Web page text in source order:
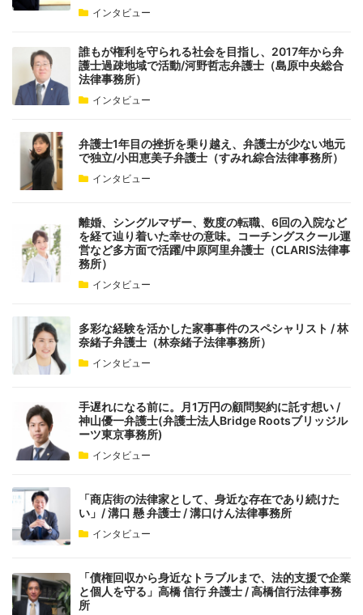
インタビュー
誰もが権利を守られる社会を目指し、2017年から弁
護士過疎地域で活動/河野哲志弁護士（島原中央総合
法律事務所）
インタビュー
弁護士1年目の挫折を乗り越え、弁護士が少ない地元
で独立/小田恵美子弁護士（すみれ綜合法律事務所）
インタビュー
離婚、シングルマザー、数度の転職、6回の入院など
を経て辿り着いた幸せの意味。コーチングスクール運
営など多方面で活躍/中原阿里弁護士（CLARIS法律事
務所）
インタビュー
多彩な経験を活かした家事事件のスペシャリスト / 林
奈緒子弁護士（林奈緒子法律事務所）
インタビュー
手遅れになる前に。月1万円の顧問契約に託す想い /
神山優一弁護士(弁護士法人Bridge Rootsブリッジル
ーツ東京事務所)
インタビュー
「商店街の法律家として、身近な存在であり続けた
い」/ 溝口 懸 弁護士 / 溝口けん法律事務所
インタビュー
「債権回収から身近なトラブルまで、法的支援で企業
と個人を守る」高橋 信行 弁護士 / 高橋信行法律事務
所